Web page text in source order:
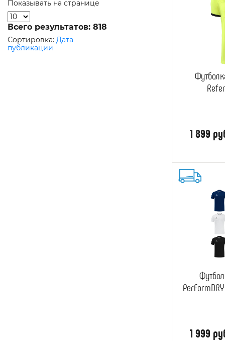
Показывать на странице
Всего результатов: 818
Сортировка: Дата
публикации
1 899
1 999